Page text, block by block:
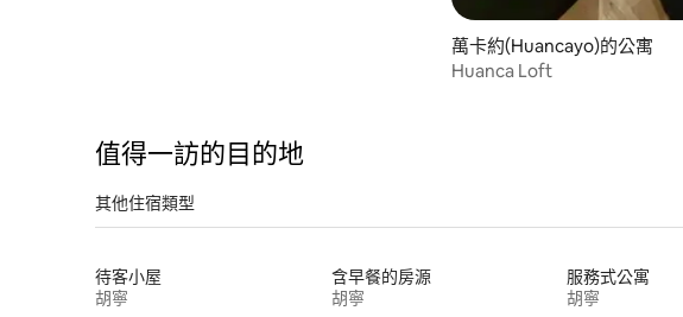
萬卡約(Huancayo)的公寓
Huanca Loft
值得一訪的目的地
其他住宿類型
待客小屋
胡寧
含早餐的房源
胡寧
服務式公寓
胡寧